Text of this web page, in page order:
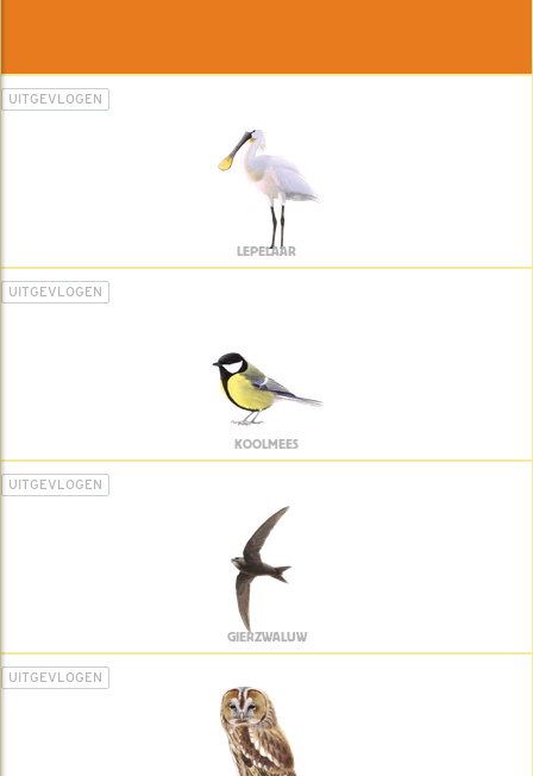
UITGEVLOGEN
LEPELAAR
UITGEVLOGEN
KOOLMEES
UITGEVLOGEN
GIERZWALUW
UITGEVLOGEN